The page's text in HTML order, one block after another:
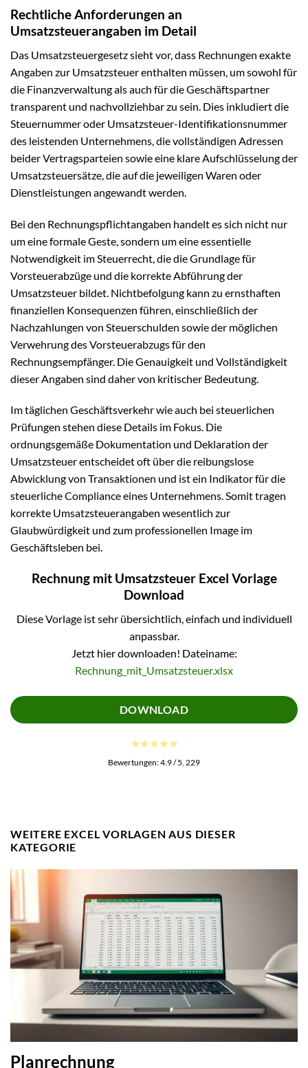
Rechtliche Anforderungen an
Umsatzsteuerangaben im Detail
Das Umsatzsteuergesetz sieht vor, dass Rechnungen exakte
Angaben zur Umsatzsteuer enthalten müssen, um sowohl für
die Finanzverwaltung als auch für die Geschäftspartner
transparent und nachvollziehbar zu sein. Dies inkludiert die
Steuernummer oder Umsatzsteuer-Identifikationsnummer
des leistenden Unternehmens, die vollständigen Adressen
beider Vertragsparteien sowie eine klare Aufschlüsselung der
Umsatzsteuersätze, die auf die jeweiligen Waren oder
Dienstleistungen angewandt werden.
Bei den Rechnungspflichtangaben handelt es sich nicht nur
um eine formale Geste, sondern um eine essentielle
Notwendigkeit im Steuerrecht, die die Grundlage für
Vorsteuerabzüge und die korrekte Abführung der
Umsatzsteuer bildet. Nichtbefolgung kann zu ernsthaften
finanziellen Konsequenzen führen, einschließlich der
Nachzahlungen von Steuerschulden sowie der möglichen
Verwehrung des Vorsteuerabzugs für den
Rechnungsempfänger. Die Genauigkeit und Vollständigkeit
dieser Angaben sind daher von kritischer Bedeutung.
Im täglichen Geschäftsverkehr wie auch bei steuerlichen
Prüfungen stehen diese Details im Fokus. Die
ordnungsgemäße Dokumentation und Deklaration der
Umsatzsteuer entscheidet oft über die reibungslose
Abwicklung von Transaktionen und ist ein Indikator für die
steuerliche Compliance eines Unternehmens. Somit tragen
korrekte Umsatzsteuerangaben wesentlich zur
Glaubwürdigkeit und zum professionellen Image im
Geschäftsleben bei.
Rechnung mit Umsatzsteuer Excel Vorlage
Download
Diese Vorlage ist sehr übersichtlich, einfach und individuell
anpassbar.
Jetzt hier downloaden! Dateiname:
Rechnung_mit_Umsatzsteuer.xlsx
DOWNLOAD
Bewertungen:4.9/ 5. 229
WEITERE EXCEL VORLAGEN AUS DIESER
KATEGORIE
Planrechnung